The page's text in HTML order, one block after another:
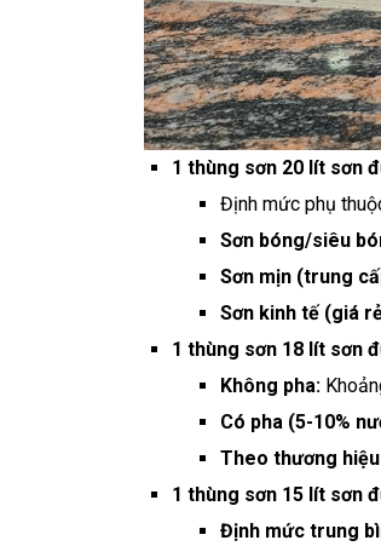
1 thùng sơn 20 lít sơn
Định mức phụ
Sơn bóng/siêu
Sơn mịn (trung
Sơn kinh tế (giá
1 thùng sơn 18 lít sơn
Không pha:
Có pha (5-10%
Theo thương
1 thùng sơn 15 lít sơn
Định mức trung